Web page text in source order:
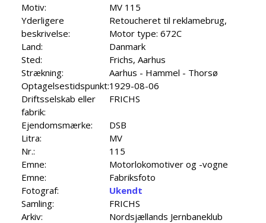
Motiv:
MV 115
Yderligere
beskrivelse:
Retoucheret til reklamebrug,
Motor type: 672C
Land:
Danmark
Sted:
Frichs, Aarhus
Strækning:
Aarhus - Hammel - Thorsø
Optagelsestidspunkt:1929-08-06
Driftsselskab eller
fabrik:
FRICHS
Ejendomsmærke:
DSB
Litra:
MV
Nr.:
115
Emne:
Motorlokomotiver og -vogne
Emne:
Fabriksfoto
Fotograf:
Ukendt
Samling:
FRICHS
Arkiv:
Nordsjællands Jernbaneklub